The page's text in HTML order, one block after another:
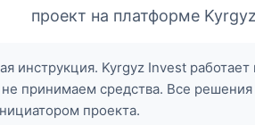
проект на платформе
инструкция. Kyrgyz Invest
принимаем средства. Все решения
проекта.